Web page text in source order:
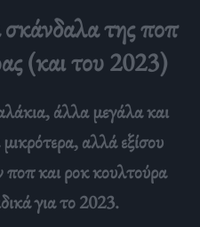
της ποπ
(και του 2023)
άλλα μεγάλα και
αλλά εξίσου
ποπ και ροκ κουλτούρα
για το 2023.